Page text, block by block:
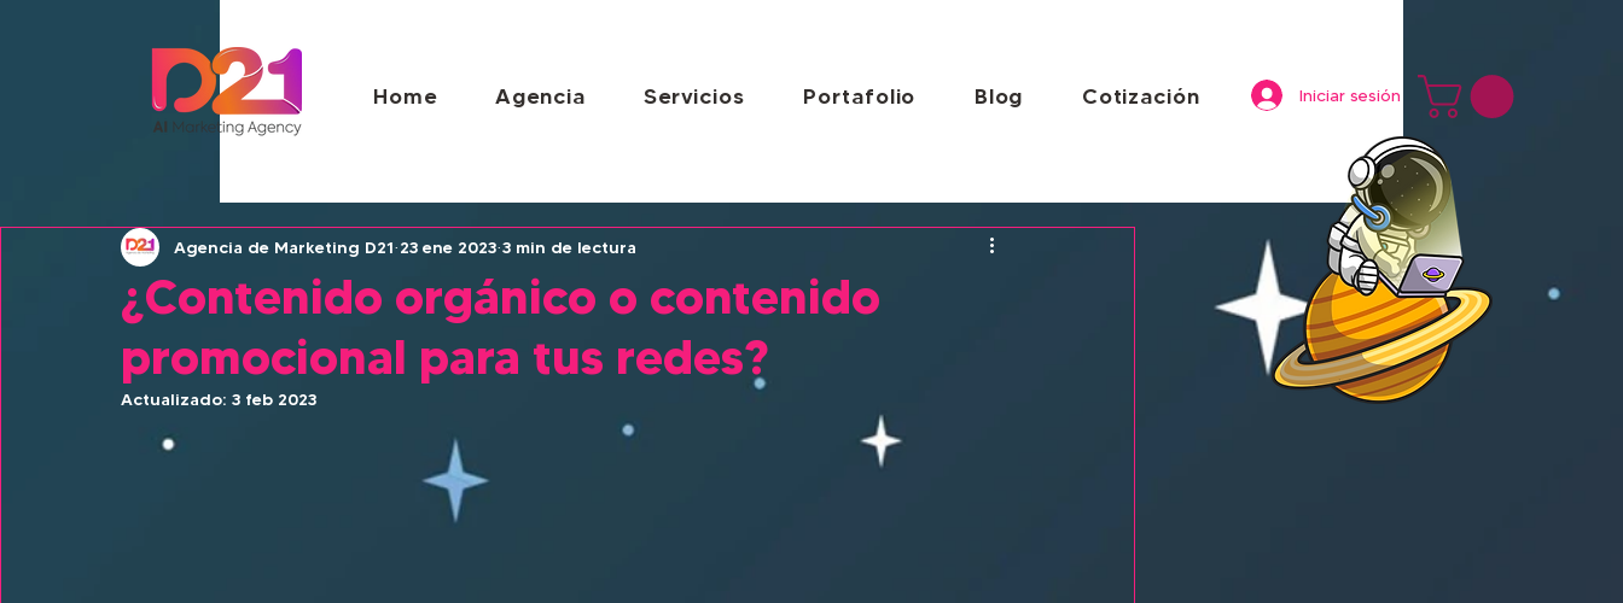
Home Agencia Servicios Portafolio Blog Cotización Iniciar sesión
¿Contenido orgánico o contenido
promocional para tus redes?
Agencia de Marketing D21 23 ene 2023 3 min de lectura
Actualizado: 3 feb 2023